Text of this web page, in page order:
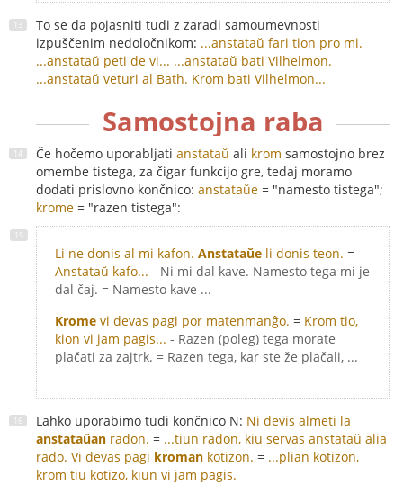
To se da pojasniti tudi z zaradi samoumevnosti
izpuščenim nedoločnikom: ...anstataŭ fari tion pro mi.
...anstataŭ peti de vi... ...anstataŭ bati Vilhelmon.
...anstataŭ veturi al Bath. Krom bati Vilhelmon...
Samostojna raba
Če hočemo uporabljati anstataŭ ali krom samostojno brez
omembe tistega, za čigar funkcijo gre, tedaj moramo
dodati prislovno končnico: anstataŭe = "namesto tistega";
krome = "razen tistega":
Li ne donis al mi kafon. Anstataŭe li donis teon. =
Anstataŭ kafo... - Ni mi dal kave. Namesto tega mi je
dal čaj. = Namesto kave ...
Krome vi devas pagi por matenmanĝo. = Krom tio,
kion vi jam pagis... - Razen (poleg) tega morate
plačati za zajtrk. = Razen tega, kar ste že plačali, ...
Lahko uporabimo tudi končnico N: Ni devis almeti la
anstataŭan radon. = ...tiun radon, kiu servas anstataŭ alia
rado. Vi devas pagi kroman kotizon. = ...plian kotizon,
krom tiu kotizo, kiun vi jam pagis.